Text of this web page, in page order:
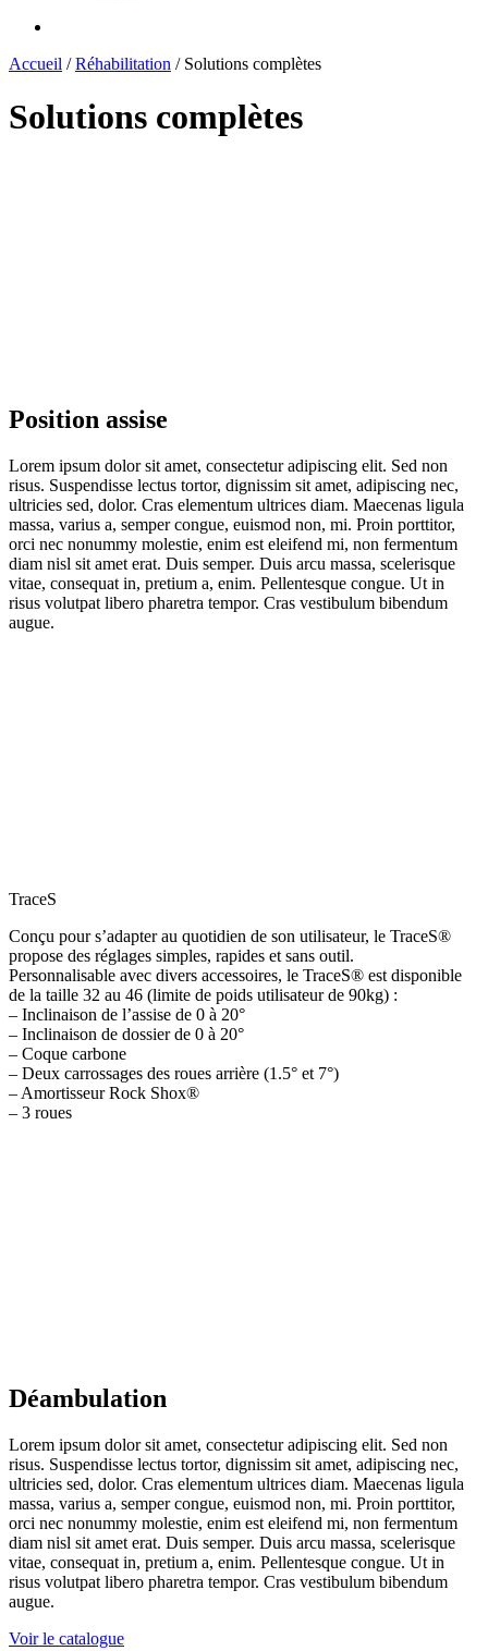
Accueil /Réhabilitation / Solutions complètes
Solutions complètes
Position assise
Lorem ipsum dolor sit amet, consectetur adipiscing elit. Sed non
risus. Suspendisse lectus tortor, dignissim sit amet, adipiscing nec,
ultricies sed, dolor. Cras elementum ultrices diam. Maecenas ligula
massa, varius a, semper congue, euismod non, mi. Proin porttitor,
orci nec nonummy molestie, enim est eleifend mi, non fermentum
diam nisl sit amet erat. Duis semper. Duis arcu massa, scelerisque
vitae, consequat in, pretium a, enim. Pellentesque congue. Ut in
risus volutpat libero pharetra tempor. Cras vestibulum bibendum
augue.
TraceS
Conçu pour s’adapter au quotidien de son utilisateur, le TraceS®
propose des réglages simples, rapides et sans outil.
Personnalisable avec divers accessoires, le TraceS® est disponible
de la taille 32 au 46 (limite de poids utilisateur de 90kg) :
– Inclinaison de l’assise de 0 à 20°
– Inclinaison de dossier de 0 à 20°
– Coque carbone
– Deux carrossages des roues arrière (1.5° et 7°)
– Amortisseur Rock Shox®
– 3 roues
Déambulation
Lorem ipsum dolor sit amet, consectetur adipiscing elit. Sed non
risus. Suspendisse lectus tortor, dignissim sit amet, adipiscing nec,
ultricies sed, dolor. Cras elementum ultrices diam. Maecenas ligula
massa, varius a, semper congue, euismod non, mi. Proin porttitor,
orci nec nonummy molestie, enim est eleifend mi, non fermentum
diam nisl sit amet erat. Duis semper. Duis arcu massa, scelerisque
vitae, consequat in, pretium a, enim. Pellentesque congue. Ut in
risus volutpat libero pharetra tempor. Cras vestibulum bibendum
augue.
Voir le catalogue